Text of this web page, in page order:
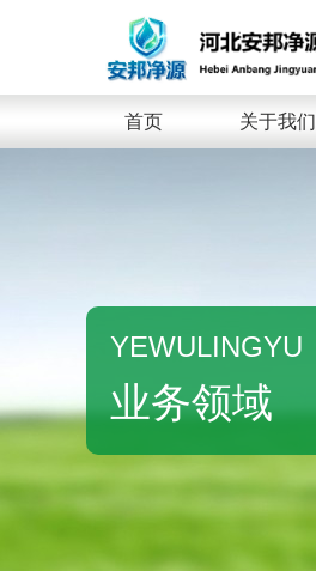
首页 关于我们
YEWULINGYU
业务领域